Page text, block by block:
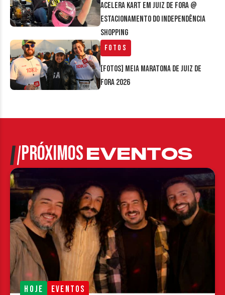
Acelera Kart em Juiz de Fora @
estacionamento do Independência
Shopping
Fotos
[FOTOS] Meia Maratona de Juiz de
Fora 2026
PRÓXIMOSEVENTOS
HOJE EVENTOS